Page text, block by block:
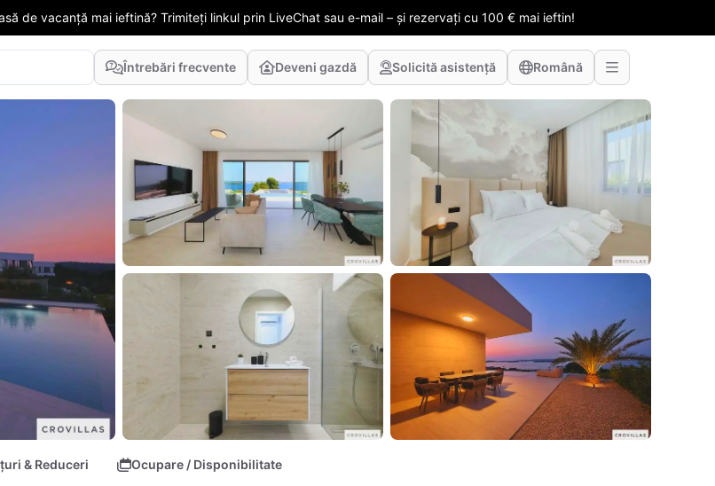
de vacanță mai ieftină? Trimiteți linkul prin LiveChat sau e-mail – și rezervați cu 100 € mai ieftin!
Întrebări frecvente Deveni gazdă Solicită asistență Română
& Reduceri Ocupare / Disponibilitate